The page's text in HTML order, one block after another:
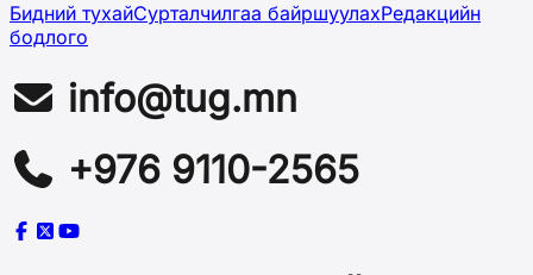
Бидний тухайСурталчилгаа байршуулахРедакцийн
бодлого
info@tug.mn
+976 9110-2565